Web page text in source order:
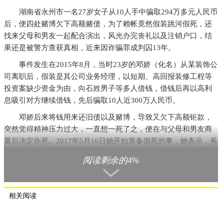
湖南省永州市一名27岁女子从10人手中骗取294万多元人民币
后，便四处赌博欠下高额赌债，为了赖帐竟然假装跳河假死，还
找来父母和男友一起配合演出，风光办完丧礼以及注销户口，结
果还是被警方查获真相，近来因诈骗罪成判囚13年。
事件发生在2015年8月，当时23岁的邓娇（化名）从某装饰公
司离职后，假装是其公司业务经理，以短期、高回报装修工程等
投资案缺少资金为由，向石姓男子等多人借钱，借钱后再以高利
息吸引对方继续借钱，先后骗取10人近300万人民币。
邓娇后来将钱用来还旧债以及赌博，导致又欠下高额钜款，
突然觉得精神压力过大，一直想一死了之，便在与父母和男友商
量后决定诈死。2017年5月16日她开始筹备假死的事，她表示，爸
后决定跳河，找不到尸体就用土葬的方式来假死。
2017年5月18日，邓女的父母先跑去河边假装寻找尸体，后来
又买了一副棺材，里面装了石头和衣服，并在老家宴请亲友举行
阅读剩余的4%
相关阅读